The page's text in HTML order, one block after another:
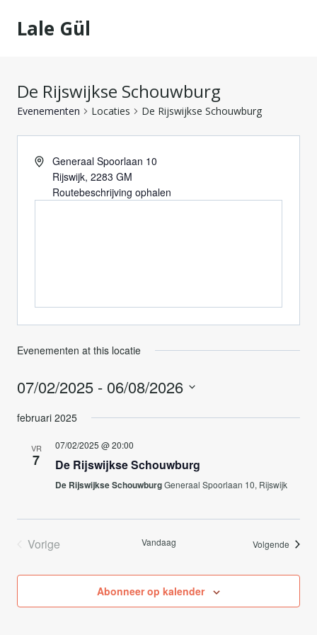
naarLale Gül
De Rijswijkse Schouwburg
Evenementen Locaties De Rijswijkse Schouwburg
Generaal Spoorlaan 10
Rijswijk, 2283 GM
Routebeschrijving ophalen
Evenementen at this locatie
07/02/2025 - 06/08/2026
een
februari 2025
VR
7
07/02/2025 @ 20:00
De Rijswijkse Schouwburg
De Rijswijkse SchouwburgGeneraal Spoorlaan 10, Rijswijk
Vorige
Vandaag Volgende
Abonneer op kalender